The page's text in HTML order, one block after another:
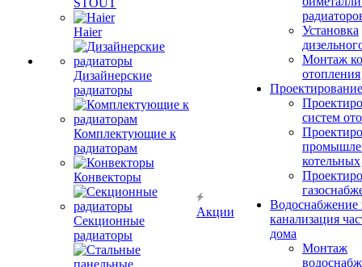
STOUT
Haier
Дизайнерские
радиаторы
Комплектующие к
радиаторам
Конвекторы
Секционные
радиаторы
Акции
Установка
Монтаж
отопления
Проектирование
систем
котельных
Водоснабжение
канализация
дома
Монтаж